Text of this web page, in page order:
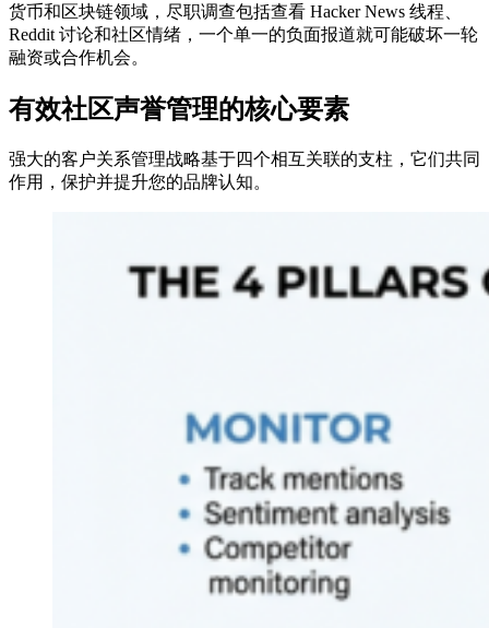
货币和区块链领域，尽职调查包括查看 Hacker News 线程、
Reddit 讨论和社区情绪，一个单一的负面报道就可能破坏一轮
融资或合作机会。
有效社区声誉管理的核心要素
强大的客户关系管理战略基于四个相互关联的支柱，它们共同
作用，保护并提升您的品牌认知。